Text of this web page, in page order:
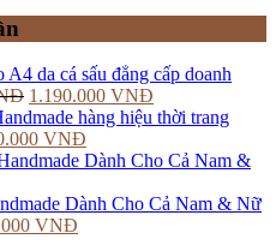
da cá sấu đẳng cấp doanh
1.190.000 VNĐ
hàng hiệu thời trang
VNĐ
Dành Cho Cả Nam & Nữ
VNĐ